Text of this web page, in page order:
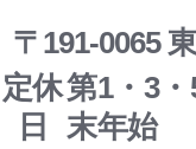
〒191-0065
定休
日
第1・3
末年始